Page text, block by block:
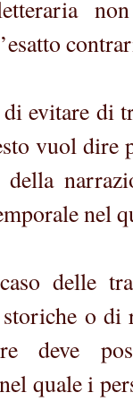
evitare di
vuol dire
nel
delle
o
deve
quale i